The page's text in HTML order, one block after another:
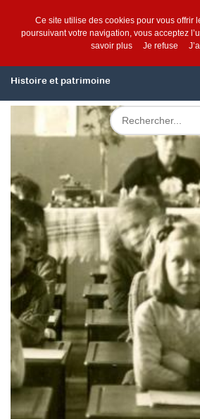
Histoire et patrimoine
Ce site utilise des cookies pour vous offrir
poursuivant votre navigation, vous acceptez
savoir plus
Je refuse